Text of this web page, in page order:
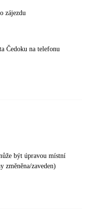
zájezdu
Čedoku na telefonu
být úpravou místní
změněna/zaveden)